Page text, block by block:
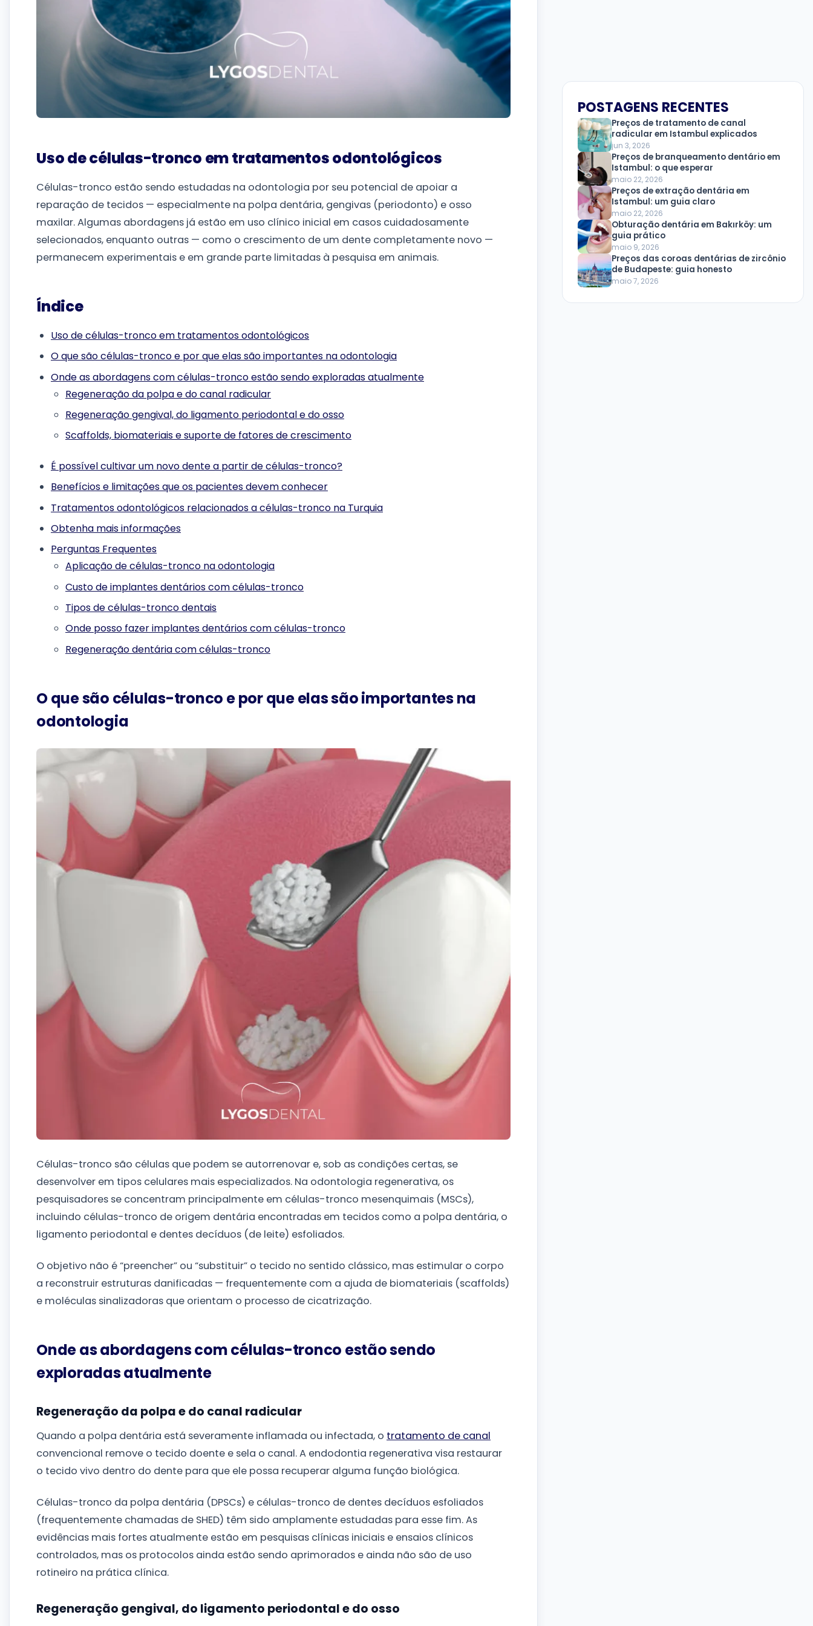
Uso de células-tronco em tratamentos odontológicos
Células-tronco estão sendo estudadas na odontologia por seu potencial de apoiar a
reparação de tecidos — especialmente na polpa dentária, gengivas (periodonto) e osso
maxilar. Algumas abordagens já estão em uso clínico inicial em casos cuidadosamente
selecionados, enquanto outras — como o crescimento de um dente completamente novo —
permanecem experimentais e em grande parte limitadas à pesquisa em animais.
Índice
Uso de células-tronco em tratamentos odontológicos
O que são células-tronco e por que elas são importantes na odontologia
Onde as abordagens com células-tronco estão sendo exploradas atualmente
Regeneração da polpa e do canal radicular
Regeneração gengival, do ligamento periodontal e do osso
Scaffolds, biomateriais e suporte de fatores de crescimento
É possível cultivar um novo dente a partir de células-tronco?
Benefícios e limitações que os pacientes devem conhecer
Tratamentos odontológicos relacionados a células-tronco na Turquia
Obtenha mais informações
Perguntas Frequentes
Aplicação de células-tronco na odontologia
Custo de implantes dentários com células-tronco
Tipos de células-tronco dentais
Onde posso fazer implantes dentários com células-tronco
Regeneração dentária com células-tronco
O que são células-tronco e por que elas são importantes na
odontologia
Células-tronco são células que podem se autorrenovar e, sob as condições certas, se
desenvolver em tipos celulares mais especializados. Na odontologia regenerativa, os
pesquisadores se concentram principalmente em células-tronco mesenquimais (MSCs),
incluindo células-tronco de origem dentária encontradas em tecidos como a polpa dentária, o
ligamento periodontal e dentes decíduos (de leite) esfoliados.
O objetivo não é “preencher” ou “substituir” o tecido no sentido clássico, mas estimular o corpo
a reconstruir estruturas danificadas — frequentemente com a ajuda de biomateriais (scaffolds)
e moléculas sinalizadoras que orientam o processo de cicatrização.
Onde as abordagens com células-tronco estão sendo
exploradas atualmente
Regeneração da polpa e do canal radicular
Quando a polpa dentária está severamente inflamada ou infectada, o tratamento de canal
convencional remove o tecido doente e sela o canal. A endodontia regenerativa visa restaurar
o tecido vivo dentro do dente para que ele possa recuperar alguma função biológica.
Células-tronco da polpa dentária (DPSCs) e células-tronco de dentes decíduos esfoliados
(frequentemente chamadas de SHED) têm sido amplamente estudadas para esse fim. As
evidências mais fortes atualmente estão em pesquisas clínicas iniciais e ensaios clínicos
controlados, mas os protocolos ainda estão sendo aprimorados e ainda não são de uso
rotineiro na prática clínica.
Regeneração gengival, do ligamento periodontal e do osso
POSTAGENS RECENTES
Preços de tratamento de canal
radicular em Istambul explicados
jun 3, 2026
Preços de branqueamento dentário em
Istambul: o que esperar
maio 22, 2026
Preços de extração dentária em
Istambul: um guia claro
maio 22, 2026
Obturação dentária em Bakırköy: um
guia prático
maio 9, 2026
Preços das coroas dentárias de zircônio
de Budapeste: guia honesto
maio 7, 2026